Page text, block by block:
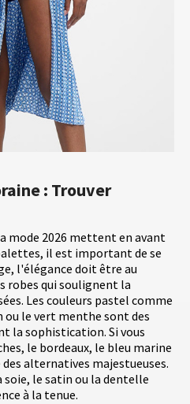
: Trouver
mode 2026 mettent en avant
il est important de se
l'élégance doit être au
robes qui soulignent la
Les couleurs pastel comme
ou le vert menthe sont des
la sophistication. Si vous
le bordeaux, le bleu marine
alternatives majestueuses.
soie, le satin ou la dentelle
à la tenue.